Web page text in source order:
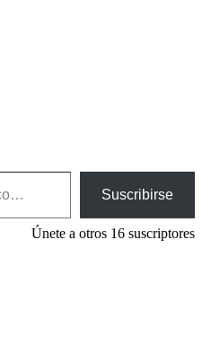
Suscribirse
Únete a otros 16 suscriptores